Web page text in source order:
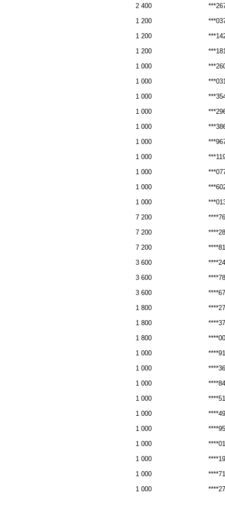
2 400
1 200
1 200
1 200
1 000
1 000
1 000
1 000
1 000
1 000
1 000
1 000
1 000
1 000
7 200
7 200
7 200
3 600
3 600
3 600
1 800
1 800
1 800
1 000
1 000
1 000
1 000
1 000
1 000
1 000
1 000
1 000
1 000